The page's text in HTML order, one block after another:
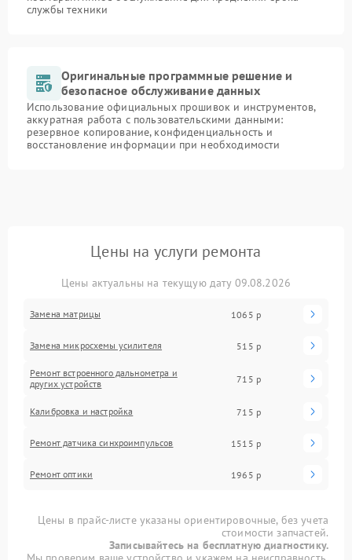
службы техники
Оригинальные программные решение и
безопасное обслуживание данных
Использование официальных прошивок и инструментов,
аккуратная работа с пользовательскими данными:
резервное копирование, конфиденциальность и
восстановление информации при необходимости
Цены на услуги ремонта
Цены актуальны на текущую дату 09.08.2026
Замена матрицы 1065 р
Замена микросхемы усилителя 515 р
Ремонт встроенного дальнометра и
других устройств
715 р
Калибровка и настройка 715 р
Ремонт датчика синхроимпульсов 1515 р
Ремонт оптики 1965 р
Цены в прайс-листе указаны ориентировочные, без учета
стоимости запчастей.
Записывайтесь на бесплатную диагностику.